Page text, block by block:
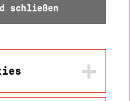
schließen